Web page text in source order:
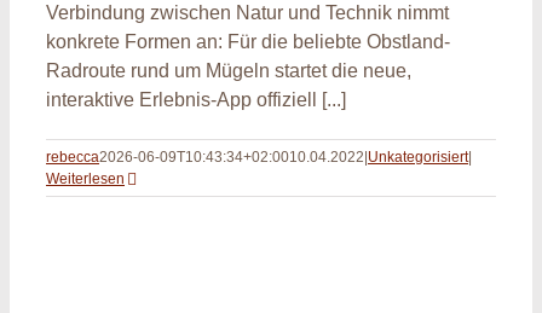
MultiMedia
Verbindung zwischen Natur und Technik nimmt
konkrete Formen an: Für die beliebte Obstland-
Radroute rund um Mügeln startet die neue,
interaktive Erlebnis-App offiziell [...]
rebecca2026-06-09T10:43:34+02:0010.04.2022|Unkategorisiert|
Weiterlesen